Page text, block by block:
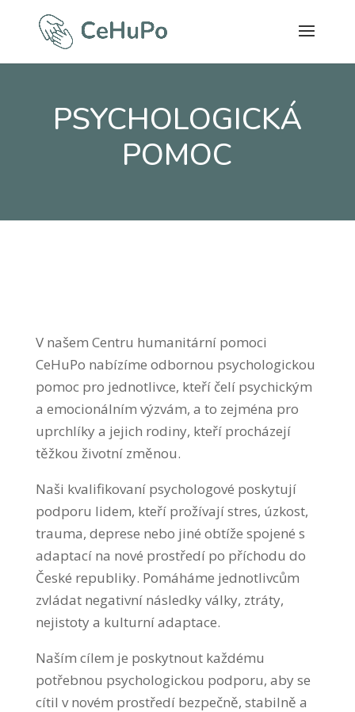
PSYCHOLOGICKÁ
POMOC
V našem Centru humanitární pomoci
CeHuPo nabízíme odbornou psychologickou
pomoc pro jednotlivce, kteří čelí psychickým
a emocionálním výzvám, a to zejména pro
uprchlíky a jejich rodiny, kteří procházejí
těžkou životní změnou.
Naši kvalifikovaní psychologové poskytují
podporu lidem, kteří prožívají stres, úzkost,
trauma, deprese nebo jiné obtíže spojené s
adaptací na nové prostředí po příchodu do
České republiky. Pomáháme jednotlivcům
zvládat negativní následky války, ztráty,
nejistoty a kulturní adaptace.
Naším cílem je poskytnout každému
potřebnou psychologickou podporu, aby se
cítil v novém prostředí bezpečně, stabilně a